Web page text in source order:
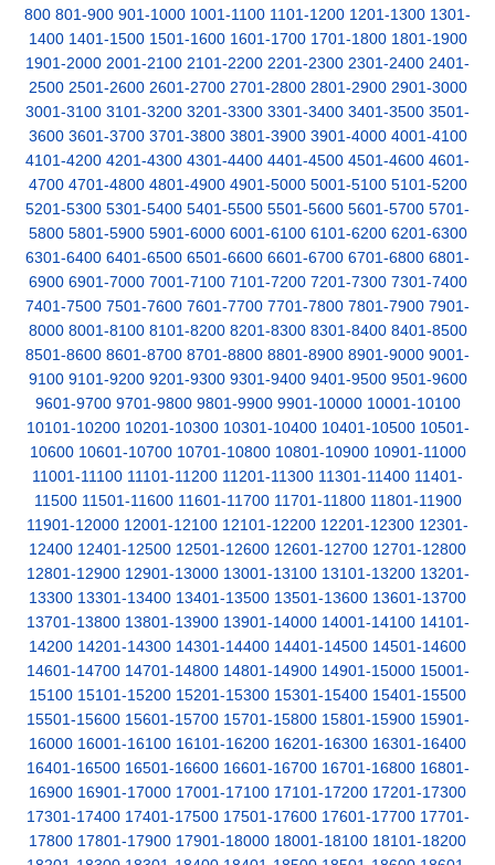
800 801-900 901-1000 1001-1100 1101-1200 1201-1300 1301-
1400 1401-1500 1501-1600 1601-1700 1701-1800 1801-1900
1901-2000 2001-2100 2101-2200 2201-2300 2301-2400 2401-
2500 2501-2600 2601-2700 2701-2800 2801-2900 2901-3000
3001-3100 3101-3200 3201-3300 3301-3400 3401-3500 3501-
3600 3601-3700 3701-3800 3801-3900 3901-4000 4001-4100
4101-4200 4201-4300 4301-4400 4401-4500 4501-4600 4601-
4700 4701-4800 4801-4900 4901-5000 5001-5100 5101-5200
5201-5300 5301-5400 5401-5500 5501-5600 5601-5700 5701-
5800 5801-5900 5901-6000 6001-6100 6101-6200 6201-6300
6301-6400 6401-6500 6501-6600 6601-6700 6701-6800 6801-
6900 6901-7000 7001-7100 7101-7200 7201-7300 7301-7400
7401-7500 7501-7600 7601-7700 7701-7800 7801-7900 7901-
8000 8001-8100 8101-8200 8201-8300 8301-8400 8401-8500
8501-8600 8601-8700 8701-8800 8801-8900 8901-9000 9001-
9100 9101-9200 9201-9300 9301-9400 9401-9500 9501-9600
9601-9700 9701-9800 9801-9900 9901-10000 10001-10100
10101-10200 10201-10300 10301-10400 10401-10500 10501-
10600 10601-10700 10701-10800 10801-10900 10901-11000
11001-11100 11101-11200 11201-11300 11301-11400 11401-
11500 11501-11600 11601-11700 11701-11800 11801-11900
11901-12000 12001-12100 12101-12200 12201-12300 12301-
12400 12401-12500 12501-12600 12601-12700 12701-12800
12801-12900 12901-13000 13001-13100 13101-13200 13201-
13300 13301-13400 13401-13500 13501-13600 13601-13700
13701-13800 13801-13900 13901-14000 14001-14100 14101-
14200 14201-14300 14301-14400 14401-14500 14501-14600
14601-14700 14701-14800 14801-14900 14901-15000 15001-
15100 15101-15200 15201-15300 15301-15400 15401-15500
15501-15600 15601-15700 15701-15800 15801-15900 15901-
16000 16001-16100 16101-16200 16201-16300 16301-16400
16401-16500 16501-16600 16601-16700 16701-16800 16801-
16900 16901-17000 17001-17100 17101-17200 17201-17300
17301-17400 17401-17500 17501-17600 17601-17700 17701-
17800 17801-17900 17901-18000 18001-18100 18101-18200